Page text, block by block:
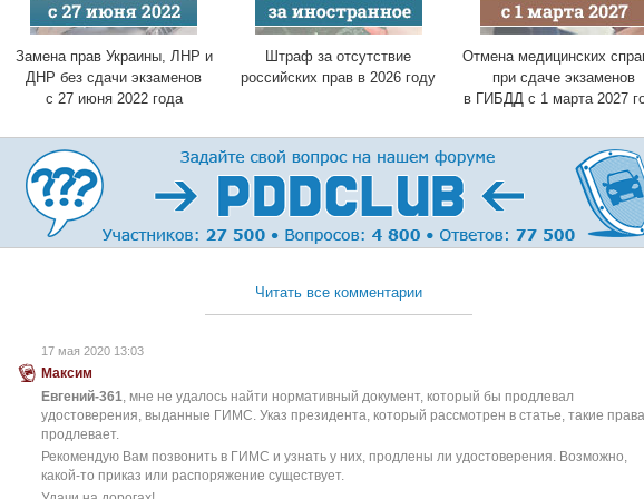
Замена прав Украины, ЛНР и
ДНР без сдачи экзаменов
с 27 июня 2022 года
Штраф за отсутствие
российских прав в 2026 году
Отмена медицинских
при сдаче экзаменов
в ГИБДД с 1 марта 2027
Читать все комментарии
17 мая 2020 13:03
Максим
Евгений-361, мне не удалось найти нормативный документ, который бы продлевал
удостоверения, выданные ГИМС. Указ президента, который рассмотрен в статье, такие
продлевает.
Рекомендую Вам позвонить в ГИМС и узнать у них, продлены ли удостоверения. Возможно,
какой-то приказ или распоряжение существует.